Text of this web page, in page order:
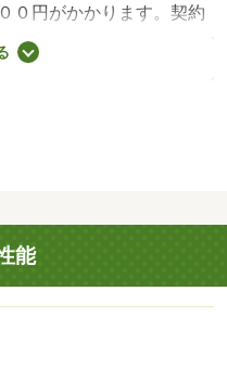
円がかかります。契約
、鍵セット費３３００円
インボイス登録あり Ｎ
料：賃料総額の２．２％
万／２．５％）・維持
プ徳島常三島店【０８
イク置場：なし・駐輪
能